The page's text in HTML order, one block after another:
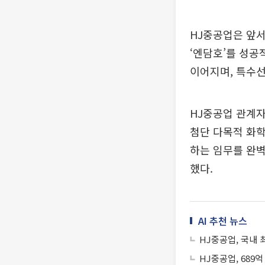
HJ중공업은 앞
‘엔담호’를 성
이어지며, 특수
HJ중공업 관계
첨단 다목적 화
하는 임무를 완
했다.
AI 추천 뉴스
HJ중공업, 국내
HJ중공업, 689